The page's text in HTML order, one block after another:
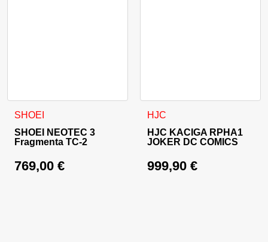
SHOEI
SHOEI NEOTEC 3
Fragmenta TC-2
769,00 €
Ovaj proizvod ima više varijanti. Opcije se mogu odabrati
HJC
HJC KACIGA RPHA1
JOKER DC COMICS
999,90 €
Ovaj proizvod ima više